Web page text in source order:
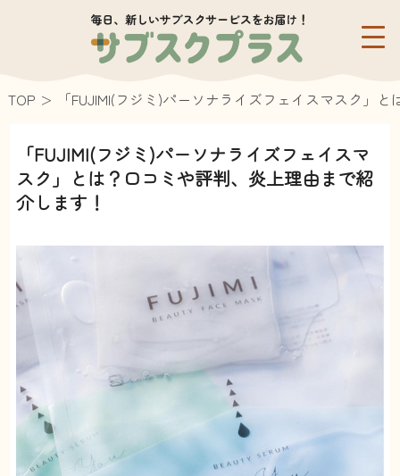
TOP 「FUJIMI(フジミ)パーソナライズフェイスマスク」
「FUJIMI(フジミ)パーソナライズフェイスマ
スク」とは？口コミや評判、炎上理由まで紹
介します！